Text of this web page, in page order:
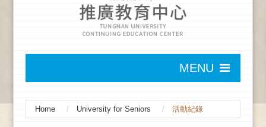
MENU
Home University for Seniors 活動紀錄